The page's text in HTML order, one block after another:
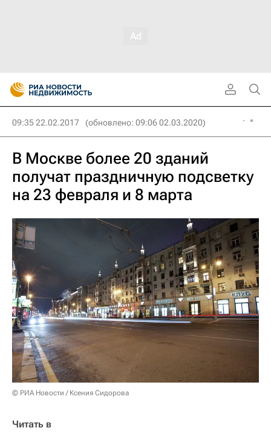
09:35 22.02.2017 (обновлено: 09:06 02.03.2020)
В Москве более 20 зданий
получат праздничную подсветку
на 23 февраля и 8 марта
© РИА Новости / Ксения Сидорова
Читать в